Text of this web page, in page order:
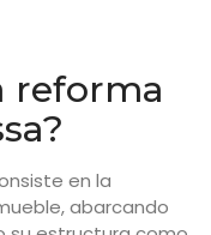
reforma
en la
abarcando